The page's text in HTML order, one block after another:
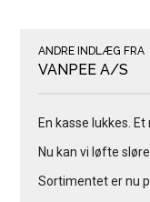
ANDRE INDLÆG FRA
VANPEE A/S
En kasse lukkes.
Nu kan vi løfte
Sortimentet er nu